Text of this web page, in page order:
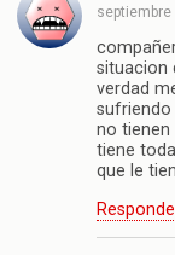
septiembre
situacion
verdad
sufriendo
no tienen
tiene
que le